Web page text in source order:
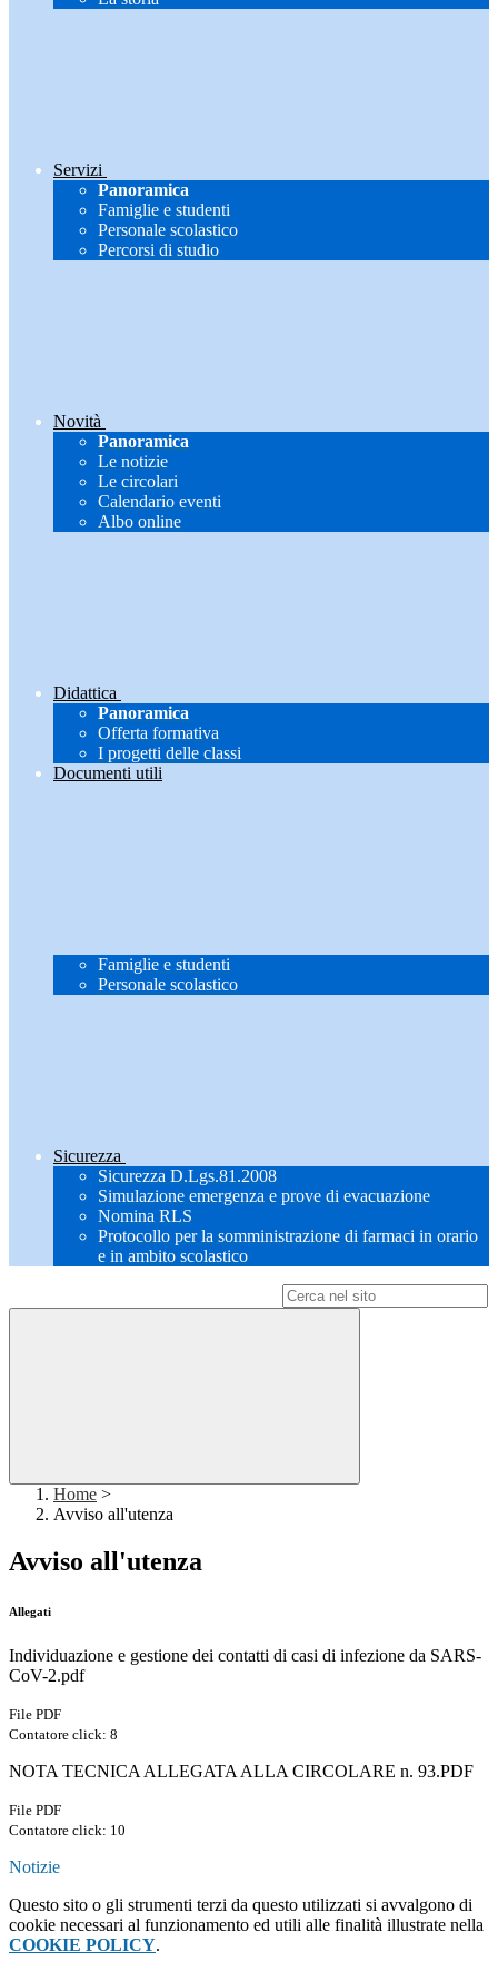
Servizi
Panoramica
Famiglie e studenti
Personale scolastico
Percorsi di studio
Novità
Panoramica
Le notizie
Le circolari
Calendario eventi
Albo online
Didattica
Panoramica
Offerta formativa
I progetti delle classi
Documenti utili
Famiglie e studenti
Personale scolastico
Sicurezza
Sicurezza D.Lgs.81.2008
Simulazione emergenza e prove di evacuazione
Nomina RLS
Protocollo per la somministrazione di farmaci in orario
e in ambito scolastico
Home >
Avviso all'utenza
Avviso all'utenza
Allegati
Individuazione e gestione dei contatti di casi di infezione da SARS-
CoV-2.pdf
File PDF
Contatore click: 8
NOTA TECNICA ALLEGATA ALLA CIRCOLARE n. 93.PDF
File PDF
Contatore click: 10
Notizie
Questo sito o gli strumenti terzi da questo utilizzati si avvalgono di
cookie necessari al funzionamento ed utili alle finalità illustrate nella
COOKIE POLICY.